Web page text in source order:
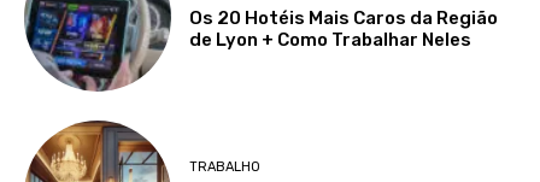
Os 20 Hotéis Mais Caros da Região
de Lyon + Como Trabalhar Neles
TRABALHO